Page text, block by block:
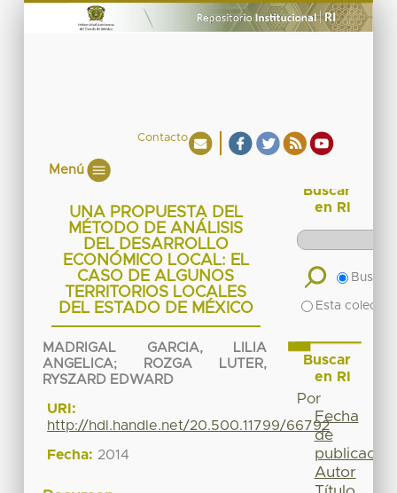
Contacto
Menú
UNA PROPUESTA DEL
MÉTODO DE ANÁLISIS
DEL DESARROLLO
ECONÓMICO LOCAL: EL
CASO DE ALGUNOS
TERRITORIOS LOCALES
DEL ESTADO DE MÉXICO
MADRIGAL GARCIA, LILIA
ANGELICA;
ROZGA LUTER,
RYSZARD EDWARD
URI:
http://hdl.handle.net/20.500.11799/66792
Fecha: 2014
Buscar
en RI
Buscar
Esta
Buscar
en RI
Por
Fecha
de
publicación
Autor